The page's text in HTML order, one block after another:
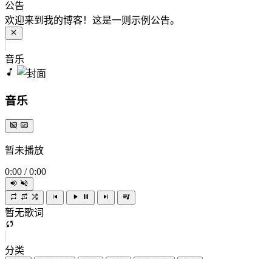
公告
欢迎来到我的博客！这是一则示例公告。
音乐
音乐
暂未播放
0:00 / 0:00
暂无歌词
分类